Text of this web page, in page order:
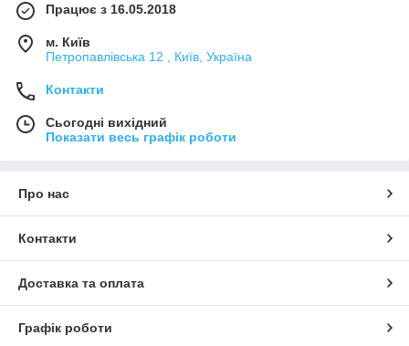
Працює з 16.05.2018
м. Київ
Петропавлівська 12 , Київ, Україна
Контакти
Сьогодні вихідний
Показати весь графік роботи
Про нас
Контакти
Доставка та оплата
Графік роботи